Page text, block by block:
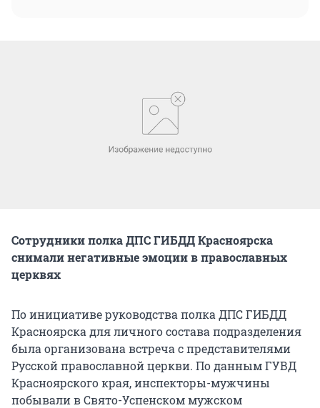
Сотрудники полка ДПС ГИБДД Красноярска
снимали негативные эмоции в православных
церквях
По инициативе руководства полка ДПС ГИБДД
Красноярска для личного состава подразделения
была организована встреча с представителями
Русской православной церкви. По данным ГУВД
Красноярского края, инспекторы-мужчины
побывали в Свято-Успенском мужском